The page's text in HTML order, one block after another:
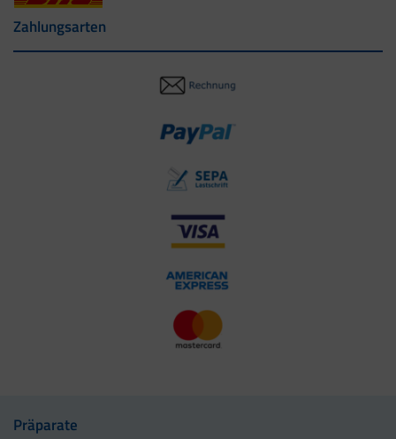
Zahlungsarten
Präparate